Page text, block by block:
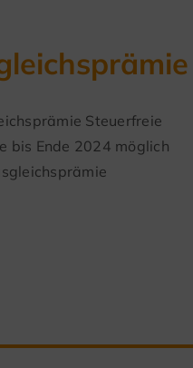
Steuerfreie
bis Ende 2024 möglich